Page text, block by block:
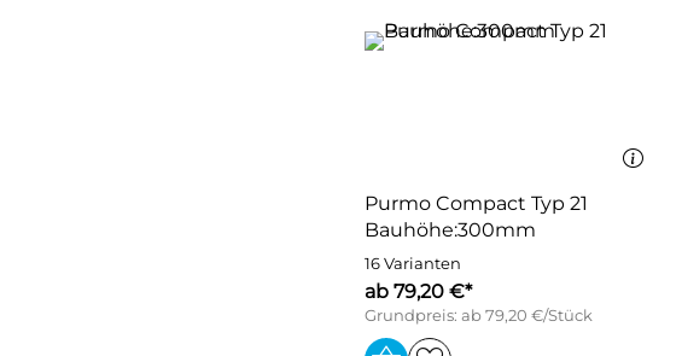
Purmo Compact Typ 21
Bauhöhe:300mm
16 Varianten
ab 79,20 €*
Grundpreis: ab 79,20 €/Stück